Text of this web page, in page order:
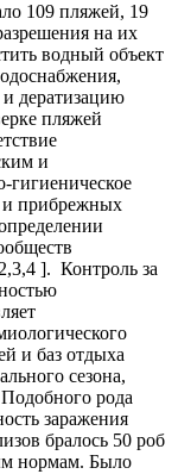
109 пляжей, 19
на их
водный объект
дератизацию
пляжей
и
гигиеническое
и прибрежных
]. Контроль за
и баз отдыха
сезона,
рода
заражения
бралось 50 роб
нормам. Было